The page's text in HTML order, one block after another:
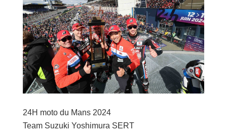
24H moto du Mans 2024
Team Suzuki Yoshimura SERT